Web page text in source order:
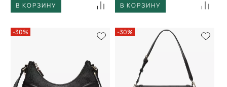
В КОРЗИНУ
В КОРЗИНУ
-30% -30%